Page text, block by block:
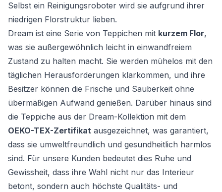
Selbst ein Reinigungsroboter wird sie aufgrund ihrer
niedrigen Florstruktur lieben.
Dream ist eine Serie von Teppichen mit kurzem Flor,
was sie außergewöhnlich leicht in einwandfreiem
Zustand zu halten macht. Sie werden mühelos mit den
täglichen Herausforderungen klarkommen, und ihre
Besitzer können die Frische und Sauberkeit ohne
übermäßigen Aufwand genießen. Darüber hinaus sind
die Teppiche aus der Dream-Kollektion mit dem
OEKO-TEX-Zertifikat ausgezeichnet, was garantiert,
dass sie umweltfreundlich und gesundheitlich harmlos
sind. Für unsere Kunden bedeutet dies Ruhe und
Gewissheit, dass ihre Wahl nicht nur das Interieur
betont, sondern auch höchste Qualitäts- und